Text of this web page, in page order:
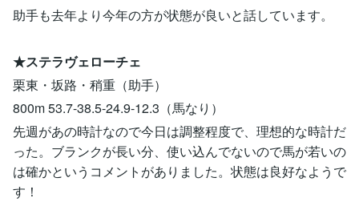
助手も去年より今年の方が状態が良いと話しています。
★ステラヴェローチェ
栗東・坂路・稍重（助手）
800m 53.7-38.5-24.9-12.3（馬なり）
先週があの時計なので今日は調整程度で、理想的な時計だ
った。ブランクが長い分、使い込んでないので馬が若いの
は確かというコメントがありました。状態は良好なようで
す！